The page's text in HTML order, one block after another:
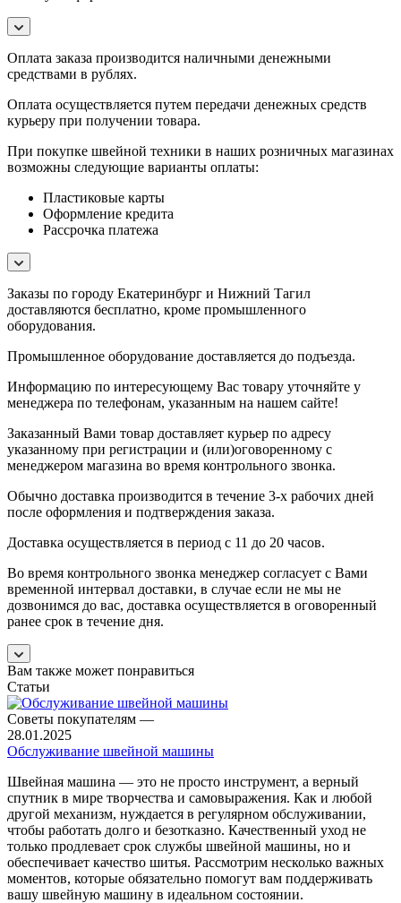
Оплата заказа производится наличными денежными
средствами в рублях.
Оплата осуществляется путем передачи денежных средств
курьеру при получении товара.
При покупке швейной техники в наших розничных магазинах
возможны следующие варианты оплаты:
Пластиковые карты
Оформление кредита
Рассрочка платежа
Заказы по городу Екатеринбург и Нижний Тагил
доставляются бесплатно, кроме промышленного
оборудования.
Промышленное оборудование доставляется до подъезда.
Информацию по интересующему Вас товару уточняйте у
менеджера по телефонам, указанным на нашем сайте!
Заказанный Вами товар доставляет курьер по адресу
указанному при регистрации и (или)оговоренному с
менеджером магазина во время контрольного звонка.
Обычно доставка производится в течение 3-х рабочих дней
после оформления и подтверждения заказа.
Доставка осуществляется в период с 11 до 20 часов.
Во время контрольного звонка менеджер согласует с Вами
временной интервал доставки, в случае если не мы не
дозвонимся до вас, доставка осуществляется в оговоренный
ранее срок в течение дня.
Вам также может понравиться
Статьи
Советы покупателям —
28.01.2025
Обслуживание швейной машины
Швейная машина — это не просто инструмент, а верный
спутник в мире творчества и самовыражения. Как и любой
другой механизм, нуждается в регулярном обслуживании,
чтобы работать долго и безотказно. Качественный уход не
только продлевает срок службы швейной машины, но и
обеспечивает качество шитья. Рассмотрим несколько важных
моментов, которые обязательно помогут вам поддерживать
вашу швейную машину в идеальном состоянии.